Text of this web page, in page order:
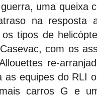
uma queixa
na resposta
tipos de
com os
re-
as equipes do RLI
carros G e